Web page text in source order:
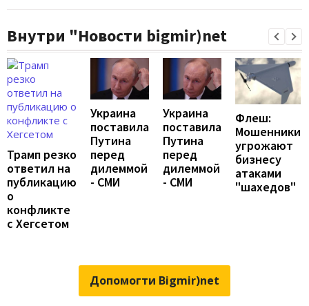
Внутри "Новости bigmir)net
Трамп резко
ответил на
публикацию
о
конфликте
с Хегсетом
Украина
поставила
Путина
перед
дилеммой
- СМИ
Украина
поставила
Путина
перед
дилеммой
- СМИ
Флеш:
Мошенники
угрожают
бизнесу
атаками
"шахедов"
Допомогти Bigmir)net